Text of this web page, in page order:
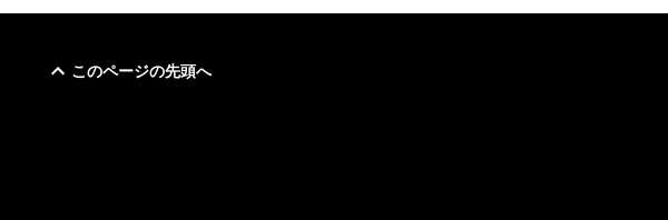
このページの先頭へ